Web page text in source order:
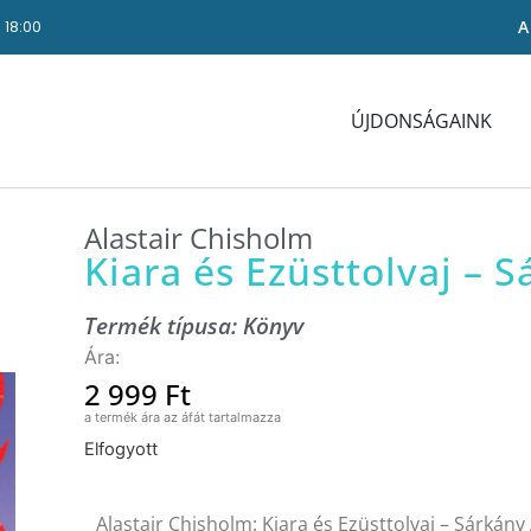
ÚJDONSÁGAINK
Alastair Chisholm
Kiara és Ezüsttolvaj –
Termék típusa:Könyv
2 999 Ft
Elfogyott
Alastair Chisholm: Kiara és Ezüsttolvaj –